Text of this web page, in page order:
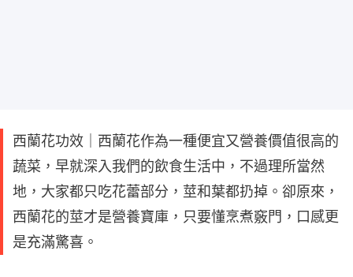
西蘭花功效｜西蘭花作為一種便宜又營養價值很高的
蔬菜，早就深入我們的飲食生活中，不過理所當然
地，大家都只吃花蕾部分，莖和葉都扔掉。卻原來，
西蘭花的莖才是營養寶庫，只要懂烹煮竅門，口感更
是充滿驚喜。